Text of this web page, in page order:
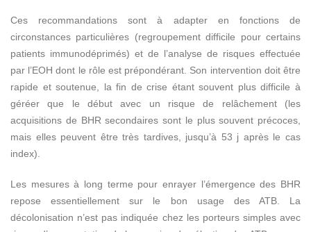
Ces recommandations sont à adapter en fonctions de
circonstances particulières (regroupement difficile pour certains
patients immunodéprimés) et de l’analyse de risques effectuée
par l’EOH dont le rôle est prépondérant. Son intervention doit être
rapide et soutenue, la fin de crise étant souvent plus difficile à
géréer que le début avec un risque de relâchement (les
acquisitions de BHR secondaires sont le plus souvent précoces,
mais elles peuvent être très tardives, jusqu’à 53 j après le cas
index).
Les mesures à long terme pour enrayer l’émergence des BHR
repose essentiellement sur le bon usage des ATB. La
décolonisation n’est pas indiquée chez les porteurs simples avec